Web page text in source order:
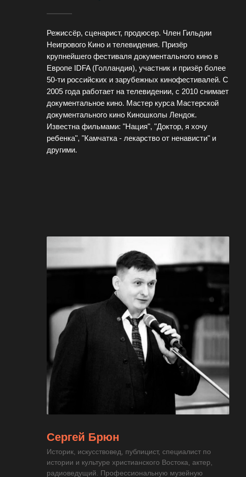
Режиссёр, сценарист, продюсер. Член Гильдии
Неигрового Кино и телевидения. Призёр
крупнейшего фестиваля документального кино в
Европе IDFA (Голландия), участник и призёр более
50-ти российских и зарубежных кинофестивалей. С
2005 года работает на телевидении, с 2010 снимает
документальное кино. Мастер курса Мастерской
документального кино Киношколы Лендок.
Известна фильмами: "Нация", "Доктор, я хочу
ребенка", "Камчатка - лекарство от ненависти" и
другими.
Сергей Брюн
Историк, искусствовед, публицист, специалист по
истории и культуре христианского Востока, актер,
радиоведущий. Профессиональную музейную